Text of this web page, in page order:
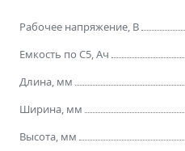
Рабочее напряжение, В
Емкость по C5, Ач
Длина, мм
Ширина, мм
Высота, мм